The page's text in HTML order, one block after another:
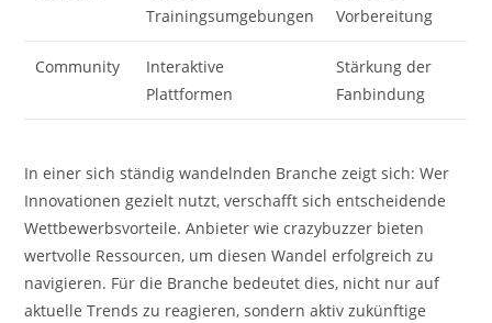
Trainingsumgebungen
Vorbereitung
Community
Interaktive
Plattformen
Stärkung der
Fanbindung
In einer sich ständig wandelnden Branche zeigt sich: Wer
Innovationen gezielt nutzt, verschafft sich entscheidende
Wettbewerbsvorteile. Anbieter wie crazybuzzer bieten
wertvolle Ressourcen, um diesen Wandel erfolgreich zu
navigieren. Für die Branche bedeutet dies, nicht nur auf
aktuelle Trends zu reagieren, sondern aktiv zukünftige